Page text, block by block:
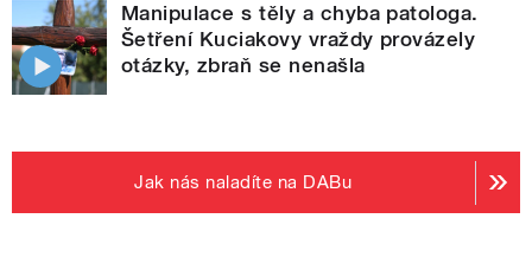
Manipulace s těly a chyba patologa.
Šetření Kuciakovy vraždy provázely
otázky, zbraň se nenašla
Jak nás naladíte na DABu